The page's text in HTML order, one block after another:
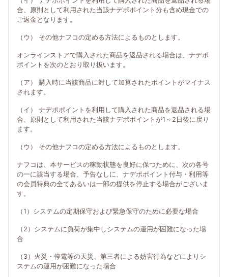
合、原則として利用された当該ナデポポイント分も含め現金での
ご返金となります。
（ウ） その他ナフコの定める方法によるものとします。
オンラインストアで購入された商品を返品される場合は、ナデポ
ポイントを次のとおり取り扱います。
（ア） 購入時に当該商品に対して加算されたポイントがマイナス
されます。
（イ） ナデポポイントを利用して購入された商品を返品される場
合、原則として利用された当該ナデポポイントが1～2日後に戻り
ます。
（ウ） その他ナフコの定める方法によるものとします。
ナフコは、本サービスの稼動状態を良好に保つために、次の各号
の一に該当する場合、予告なしに、ナデポポイント付与・利用等
の会員特典の全てあるいは一部の提供を停止する場合がございま
す。
（1）システムの定期保守および緊急保守のために必要な場合
（2）システムに負荷が集中しシステムの運用が困難になった場
合
（3）火災・停電等の天災、第三者による妨害行為などによりシ
ステムの運用が困難になった場合